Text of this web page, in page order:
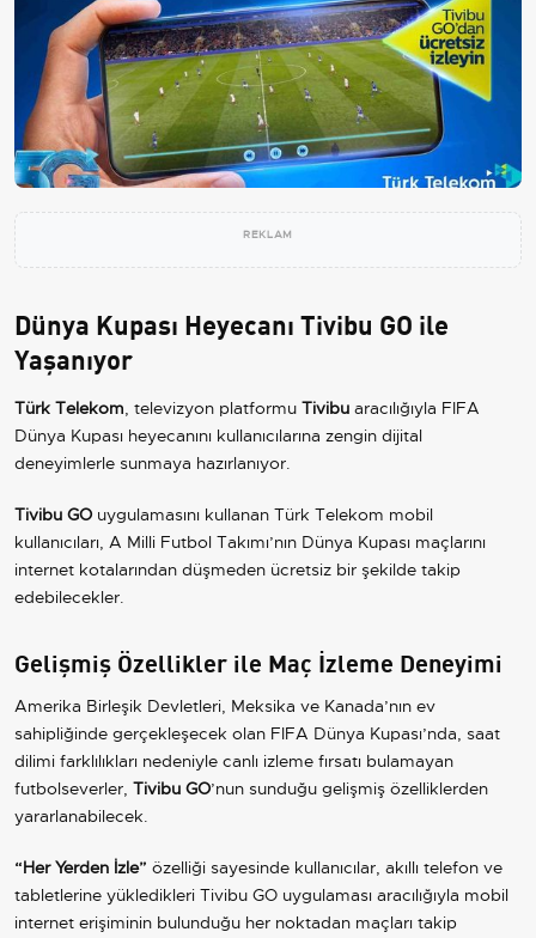
REKLAM
Dünya Kupası Heyecanı Tivibu GO ile
Yaşanıyor
Türk Telekom, televizyon platformu Tivibu aracılığıyla FIFA
Dünya Kupası heyecanını kullanıcılarına zengin dijital
deneyimlerle sunmaya hazırlanıyor.
Tivibu GO uygulamasını kullanan Türk Telekom mobil
kullanıcıları, A Milli Futbol Takımı’nın Dünya Kupası maçlarını
internet kotalarından düşmeden ücretsiz bir şekilde takip
edebilecekler.
Gelişmiş Özellikler ile Maç İzleme Deneyimi
Amerika Birleşik Devletleri, Meksika ve Kanada’nın ev
sahipliğinde gerçekleşecek olan FIFA Dünya Kupası’nda, saat
dilimi farklılıkları nedeniyle canlı izleme fırsatı bulamayan
futbolseverler, Tivibu GO’nun sunduğu gelişmiş özelliklerden
yararlanabilecek.
“Her Yerden İzle” özelliği sayesinde kullanıcılar, akıllı telefon ve
tabletlerine yükledikleri Tivibu GO uygulaması aracılığıyla mobil
internet erişiminin bulunduğu her noktadan maçları takip